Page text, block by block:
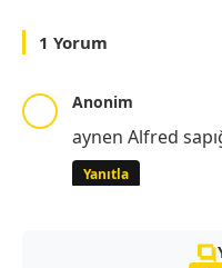
1 Yorum
Anonim
aynen Alfred
Yanıtla